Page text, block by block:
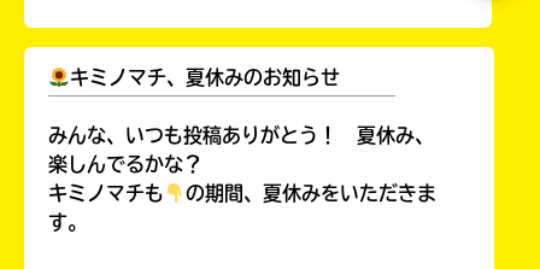
キミノマチ、夏休みのお知らせ
みんな、いつも投稿ありがとう！ 夏休み、
楽しんでるかな？
キミノマチも
の期間、夏休みをいただきま
す。